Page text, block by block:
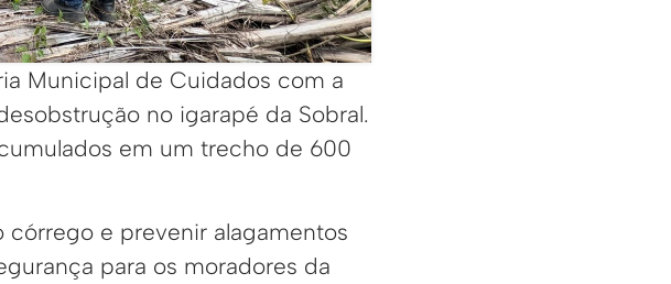
Municipal de Cuidados com a
no igarapé da Sobral.
em um trecho de 600
e prevenir alagamentos
para os moradores da